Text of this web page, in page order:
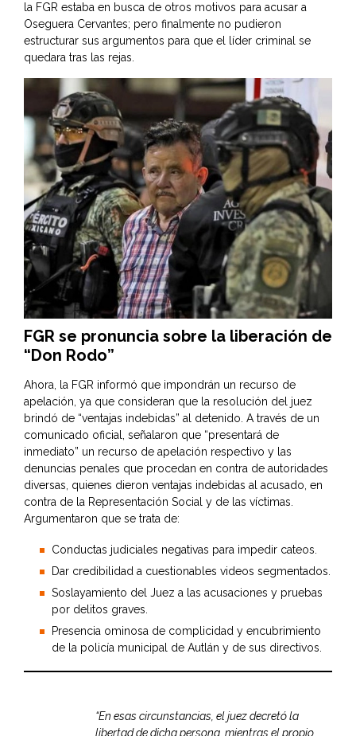
la FGR estaba en busca de otros motivos para acusar a
Oseguera Cervantes; pero finalmente no pudieron
estructurar sus argumentos para que el líder criminal se
quedara tras las rejas.
FGR se pronuncia sobre la liberación de
“Don Rodo”
Ahora, la FGR informó que impondrán un recurso de
apelación, ya que consideran que la resolución del juez
brindó de “ventajas indebidas” al detenido. A través de un
comunicado oficial, señalaron que “presentará de
inmediato” un recurso de apelación respectivo y las
denuncias penales que procedan en contra de autoridades
diversas, quienes dieron ventajas indebidas al acusado, en
contra de la Representación Social y de las víctimas.
Argumentaron que se trata de:
Conductas judiciales negativas para impedir cateos.
Dar credibilidad a cuestionables videos segmentados.
Soslayamiento del Juez a las acusaciones y pruebas
por delitos graves.
Presencia ominosa de complicidad y encubrimiento
de la policía municipal de Autlán y de sus directivos.
“En esas circunstancias, el juez decretó la
libertad de dicha persona, mientras el propio